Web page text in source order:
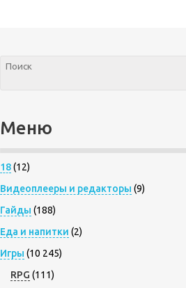
Меню
18(12)
Видеоплееры и редакторы (9)
Гайды (188)
Еда и напитки (2)
Игры (10 245)
RPG (111)